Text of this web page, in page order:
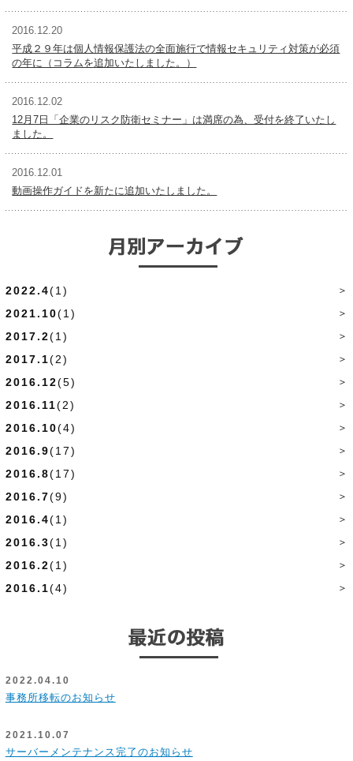
2016.12.20
平成２９年は個人情報保護法の全面施行で情報セキュリティ対策が必須
の年に（コラムを追加いたしました。）
2016.12.02
12月7日「企業のリスク防衛セミナー」は満席の為、受付を終了いたし
ました。
2016.12.01
動画操作ガイドを新たに追加いたしました。
2022.4(1)
2021.10(1)
2017.2(1)
2017.1(2)
2016.12(5)
2016.11(2)
2016.10(4)
2016.9(17)
2016.8(17)
2016.7(9)
2016.4(1)
2016.3(1)
2016.2(1)
2016.1(4)
2022.04.10
事務所移転のお知らせ
2021.10.07
サーバーメンテナンス完了のお知らせ